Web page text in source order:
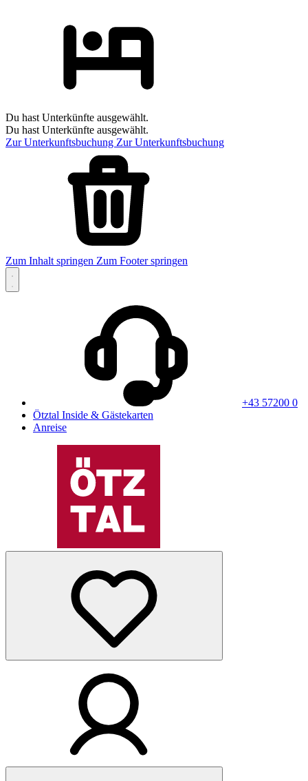
Du hast Unterkünfte ausgewählt.
Du hast Unterkünfte ausgewählt.
Zur Unterkunftsbuchung Zur Unterkunftsbuchung
Zum Inhalt springen Zum Footer springen
+43 57200 0
Ötztal Inside & Gästekarten
Anreise